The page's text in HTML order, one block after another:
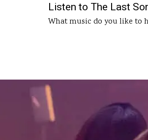
Listen to The Last
What music do you like to